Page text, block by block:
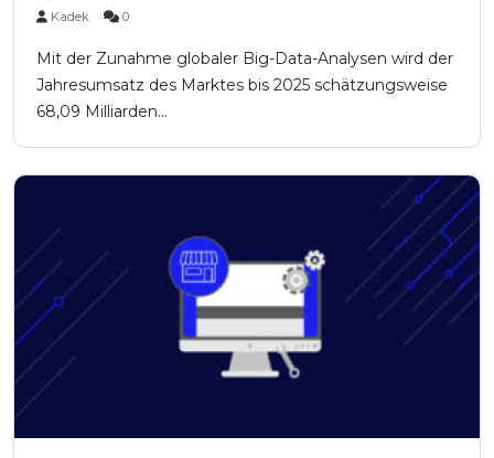
Kadek 0
Mit der Zunahme globaler Big-Data-Analysen wird der
Jahresumsatz des Marktes bis 2025 schätzungsweise
68,09 Milliarden...